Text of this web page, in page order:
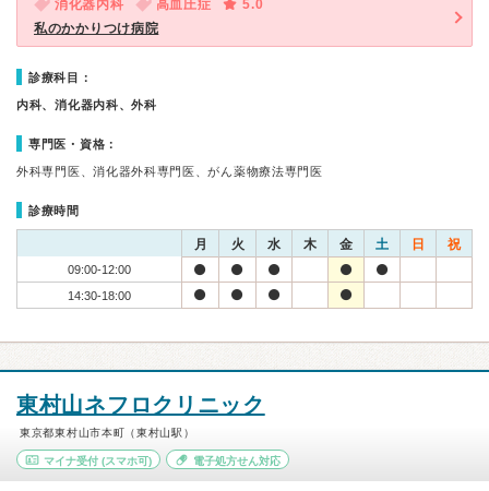
消化器内科 高血圧症
5.0
私のかかりつけ病院
診療科目：
内科、消化器内科、外科
専門医・資格：
外科専門医、消化器外科専門医、がん薬物療法専門医
診療時間
月 火 水 木 金 土 日 祝
09:00-12:00
14:30-18:00
東村山ネフロクリニック
東京都東村山市本町（東村山駅）
マイナ受付 (スマホ可) 電子処方せん対応